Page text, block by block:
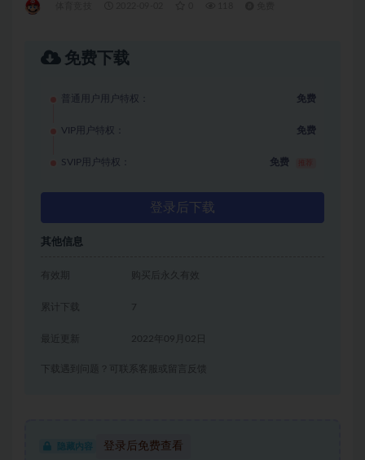
免费下载
普通用户用户特权： 免费
VIP用户特权： 免费
SVIP用户特权： 免费
登录后下载
其他信息
有效期 购买后永久有效
累计下载 7
2022年09月02日
下载遇到问题？可联系客服或留言反馈
隐藏内容 登录后免费查看